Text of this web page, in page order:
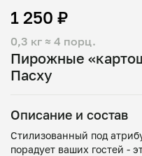
Пирожные
Пасху
0,3 кг ≈ 4 порц.
1 250 ₽
Описание и состав
Стилизованный под
порадует ваших гостей -